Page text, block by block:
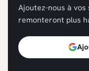
Ajoutez-nous à
remonteront plus